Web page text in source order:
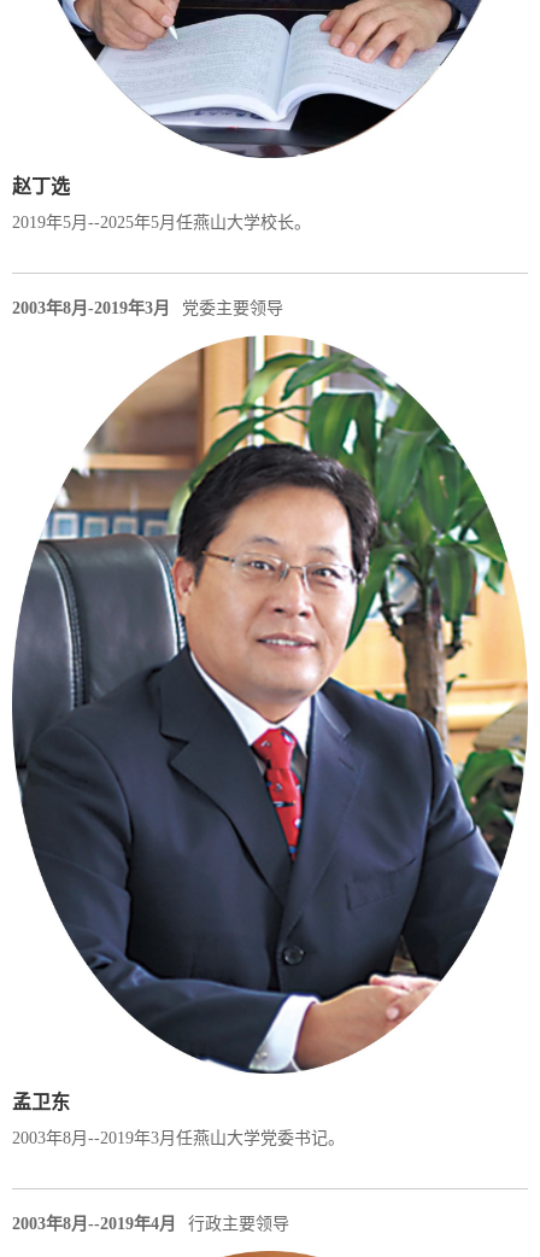
赵丁选
2019年5月--2025年5月任燕山大学校长。
2003年8月-2019年3月 党委主要领导
孟卫东
2003年8月--2019年3月任燕山大学党委书记。
2003年8月--2019年4月 行政主要领导